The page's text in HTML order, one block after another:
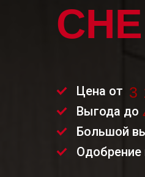
Цена от
Выгода до
Большой
Одобрение
3